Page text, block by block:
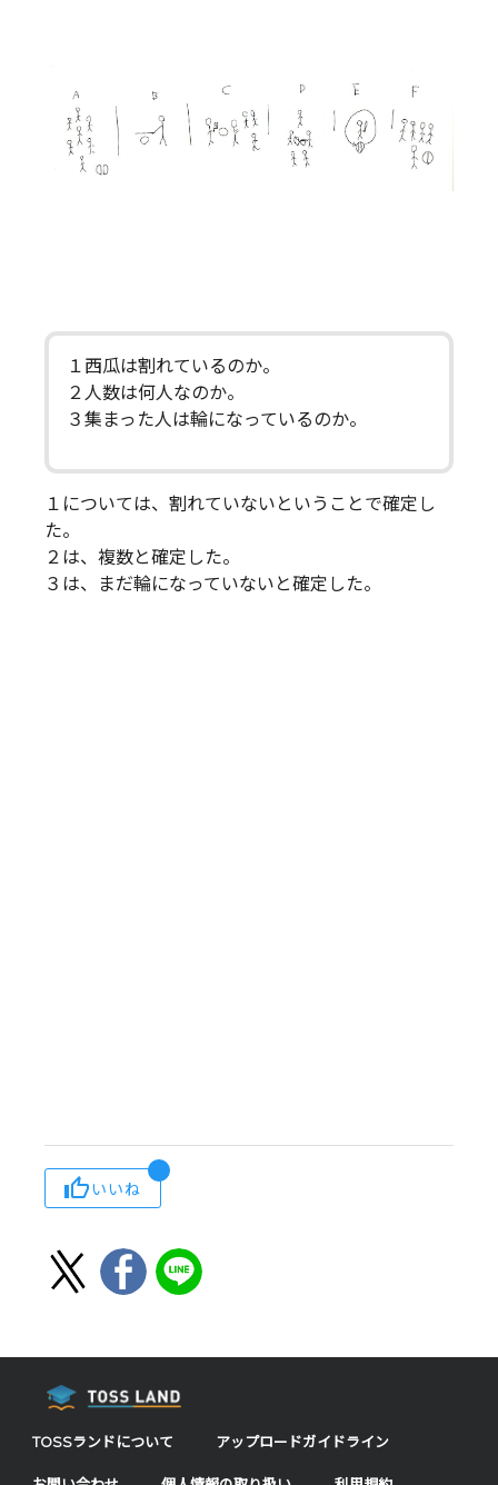
１西瓜は割れているのか。
２人数は何人なのか。
３集まった人は輪になっているのか。
１については、割れていないということで確定し
た。
２は、複数と確定した。
３は、まだ輪になっていないと確定した。
いいね
TOSSランドについて アップロードガイドライン